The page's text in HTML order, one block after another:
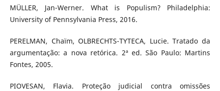
MÜLLER, Jan-Werner. What is Populism? Philadelphia:
University of Pennsylvania Press, 2016.
PERELMAN, Chaïm, OLBRECHTS-TYTECA, Lucie. Tratado da
argumentação: a nova retórica. 2ª ed. São Paulo: Martins
Fontes, 2005.
PIOVESAN, Flavia. Proteção judicial contra omissões